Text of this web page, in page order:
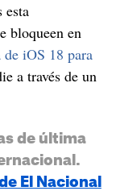
esta
bloqueen en
iOS 18 para
a través de un
de última
El Nacional